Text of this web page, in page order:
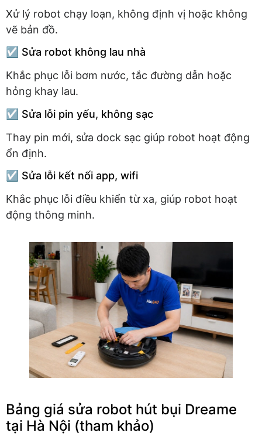
Xử lý robot chạy loạn, không định vị hoặc không
vẽ bản đồ.
☑️ Sửa robot không lau nhà
Khắc phục lỗi bơm nước, tắc đường dẫn hoặc
hỏng khay lau.
☑️ Sửa lỗi pin yếu, không sạc
Thay pin mới, sửa dock sạc giúp robot hoạt động
ổn định.
☑️ Sửa lỗi kết nối app, wifi
Khắc phục lỗi điều khiển từ xa, giúp robot hoạt
động thông minh.
Bảng giá sửa robot hút bụi Dreame
tại Hà Nội (tham khảo)